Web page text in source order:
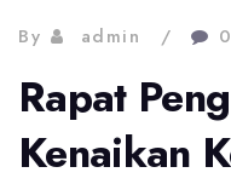
By admin
Rapat
Kenaikan